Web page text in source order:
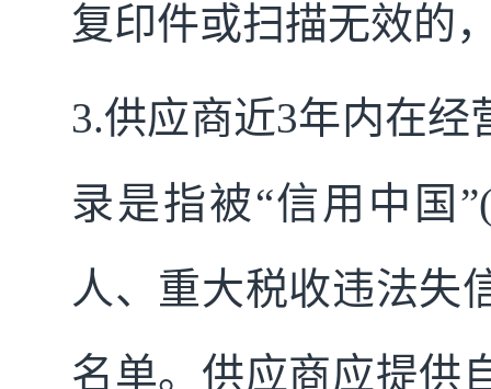
复印件或扫描无效的
3.供应商近3年内在经
录是指被“信用中国
人、重大税收违法失
名单。供应商应提供